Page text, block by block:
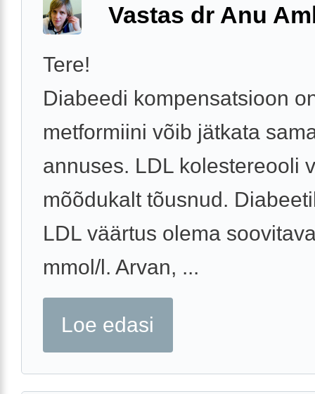
Vastas dr Anu
Tere!
Diabeedi kompensatsioon
metformiini võib jätkata
annuses. LDL kolestereooli
mõõdukalt tõusnud.
LDL väärtus olema
mmol/l. Arvan, ...
Loe edasi